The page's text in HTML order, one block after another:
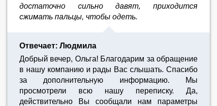
достаточно сильно давят, приходится
сжимать пальцы, чтобы одеть.
Отвечает: Людмила
Добрый вечер, Ольга! Благодарим за обращение
в нашу компанию и рады Вас слышать. Спасибо
за дополнительную информацию. Мы
просмотрели всю нашу переписку. Да,
действительно Вы сообщали нам параметры